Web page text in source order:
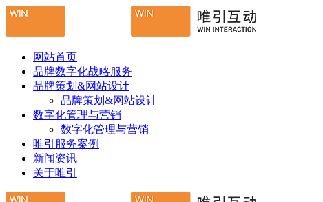
网站首页
品牌数字化战略服务
品牌策划&网站设计
品牌策划&网站设计
数字化管理与营销
数字化管理与营销
唯引服务案例
新闻资讯
关于唯引